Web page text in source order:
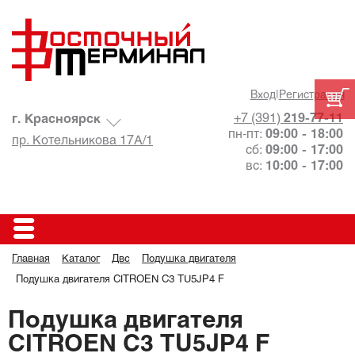
Вход| Регистрация
+7 (391) 219-77-11
пн-пт: 09:00 - 18:00
сб: 09:00 - 17:00
вс: 10:00 - 17:00
г. Красноярск
пр. Котельникова 17А/1
Главная Каталог Двс Подушка двигателя
Подушка двигателя CITROEN C3 TU5JP4 F
Подушка двигателя
CITROEN C3 TU5JP4 F